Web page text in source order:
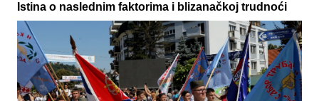
Istina o naslednim faktorima i blizanačkoj trudnoći